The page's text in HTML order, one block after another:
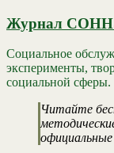
Журнал
Социальное
эксперименты,
социальной сферы.
Читайте
официальные